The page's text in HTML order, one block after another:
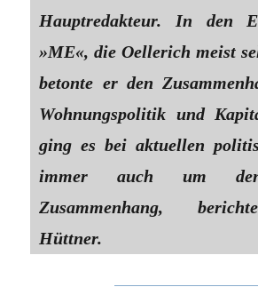
Hauptredakteur. In den
»ME«, die Oellerich meist
betonte er den
Wohnungspolitik und
ging es bei aktuellen
immer auch um
Zusammenhang,
Hüttner.